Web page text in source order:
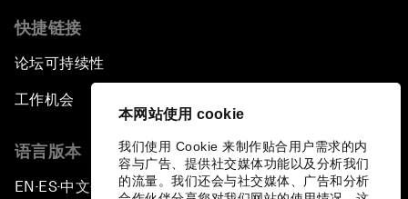
本网站使用 cookie
我们使用 Cookie 来制作贴合用户需求的内
容与广告、提供社交媒体功能以及分析我们
的流量。我们还会与社交媒体、广告和分析
快捷链接
论坛可持续性
工作机会
语言版本
EN ▪ ES▪中文▪ 日本語